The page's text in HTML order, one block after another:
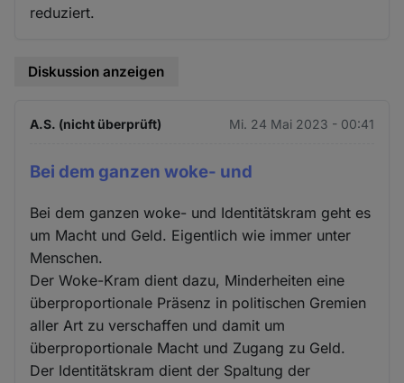
reduziert.
Diskussion anzeigen
A.S. (nicht überprüft) Mi. 24 Mai 2023 - 00:41
Bei dem ganzen woke- und
Bei dem ganzen woke- und Identitätskram geht es
um Macht und Geld. Eigentlich wie immer unter
Menschen.
Der Woke-Kram dient dazu, Minderheiten eine
überproportionale Präsenz in politischen Gremien
aller Art zu verschaffen und damit um
überproportionale Macht und Zugang zu Geld.
Der Identitätskram dient der Spaltung der